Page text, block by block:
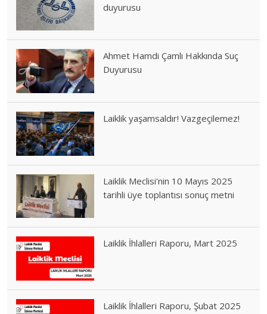
duyurusu
Ahmet Hamdi Çamlı Hakkında Suç
Duyurusu
Laiklik yaşamsaldır! Vazgeçilemez!
Laiklik Meclisi'nin 10 Mayıs 2025
tarihli üye toplantısı sonuç metni
Laiklik İhlalleri Raporu, Mart 2025
Laiklik İhlalleri Raporu, Şubat 2025